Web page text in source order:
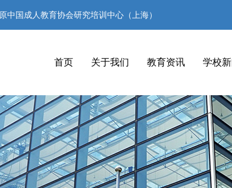
中国成人教育协会研究培训中心（上海）
首页 关于我们 教育资讯 学校